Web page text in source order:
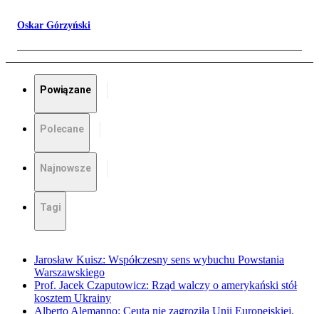
Oskar Górzyński
Powiązane
Polecane
Najnowsze
Tagi
Jarosław Kuisz: Współczesny sens wybuchu Powstania
Warszawskiego
Prof. Jacek Czaputowicz: Rząd walczy o amerykański stół
kosztem Ukrainy
Alberto Alemanno: Ceuta nie zagroziła Unii Europejskiej.